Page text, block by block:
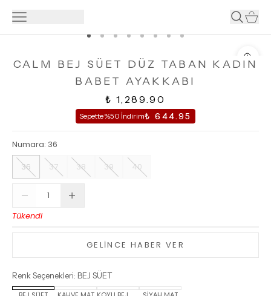
CALM BEJ SÜET DÜZ TABAN KADIN
BABET AYAKKABI
₺ 1,289.90
Sepette %50 İndirim₺ 644.95
Numara: 36
36
37 38 39 40
Tükendi
GELİNCE HABER VER
Renk Seçenekleri: BEJ SÜET